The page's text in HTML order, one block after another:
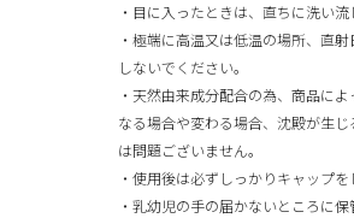
・目に入ったときは、直ちに洗い流
・極端に高温又は低温の場所、直
しないでください。
・天然由来成分配合の為、商品に
なる場合や変わる場合、沈殿が生
は問題ございません。
・使用後は必ずしっかりキャップを
・乳幼児の手の届かないところに保